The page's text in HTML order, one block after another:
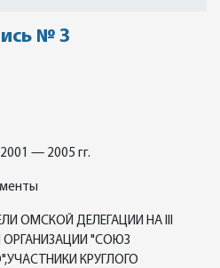
№ 3
— 2005 гг.
ОМСКОЙ ДЕЛЕГАЦИИ НА III
"СОЮЗ
КРУГЛОГО